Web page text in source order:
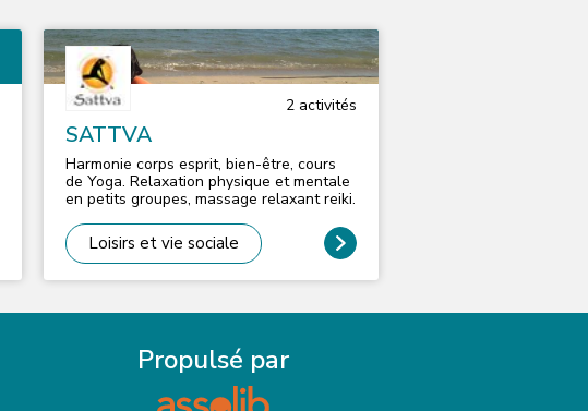
2activités
SATTVA
Harmonie corps esprit, bien-être, cours
de Yoga. Relaxation physique et mentale
en petits groupes, massage relaxant reiki.
Loisirs et vie sociale
Propulsé par